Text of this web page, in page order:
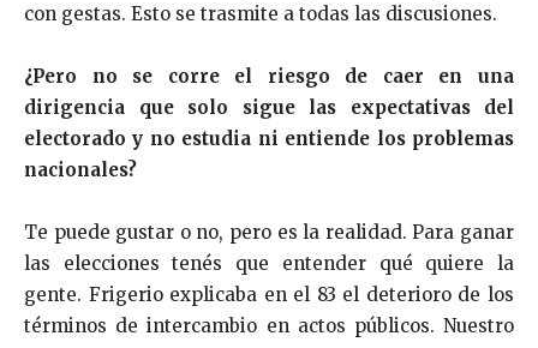
con gestas. Esto se trasmite a todas las discusiones.
¿Pero no se corre el riesgo de caer en una
dirigencia que solo sigue las expectativas del
electorado y no estudia ni entiende los problemas
nacionales?
Te puede gustar o no, pero es la realidad. Para ganar
las elecciones tenés que entender qué quiere la
gente. Frigerio explicaba en el 83 el deterioro de los
términos de intercambio en actos públicos. Nuestro